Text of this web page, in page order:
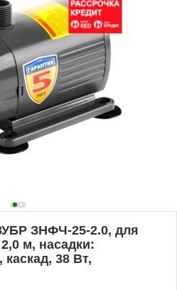
ЗНФЧ-25-2.0, для
м, насадки:
каскад, 38 Вт,